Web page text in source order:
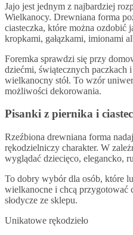
Jajo jest jednym z najbardziej
Wielkanocy. Drewniana forma
ciasteczka, które można ozdobić
kropkami, gałązkami, imionami
Foremka sprawdzi się przy
dziećmi, świątecznych paczkach
wielkanocny stół. To wzór
możliwości dekorowania.
Pisanki z piernika i
Rzeźbiona drewniana forma
rękodzielniczy charakter. W
wyglądać dziecięco, elegancko,
To dobry wybór dla osób, które
wielkanocne i chcą przygotować
słodycze ze sklepu.
Unikatowe rękodzieło